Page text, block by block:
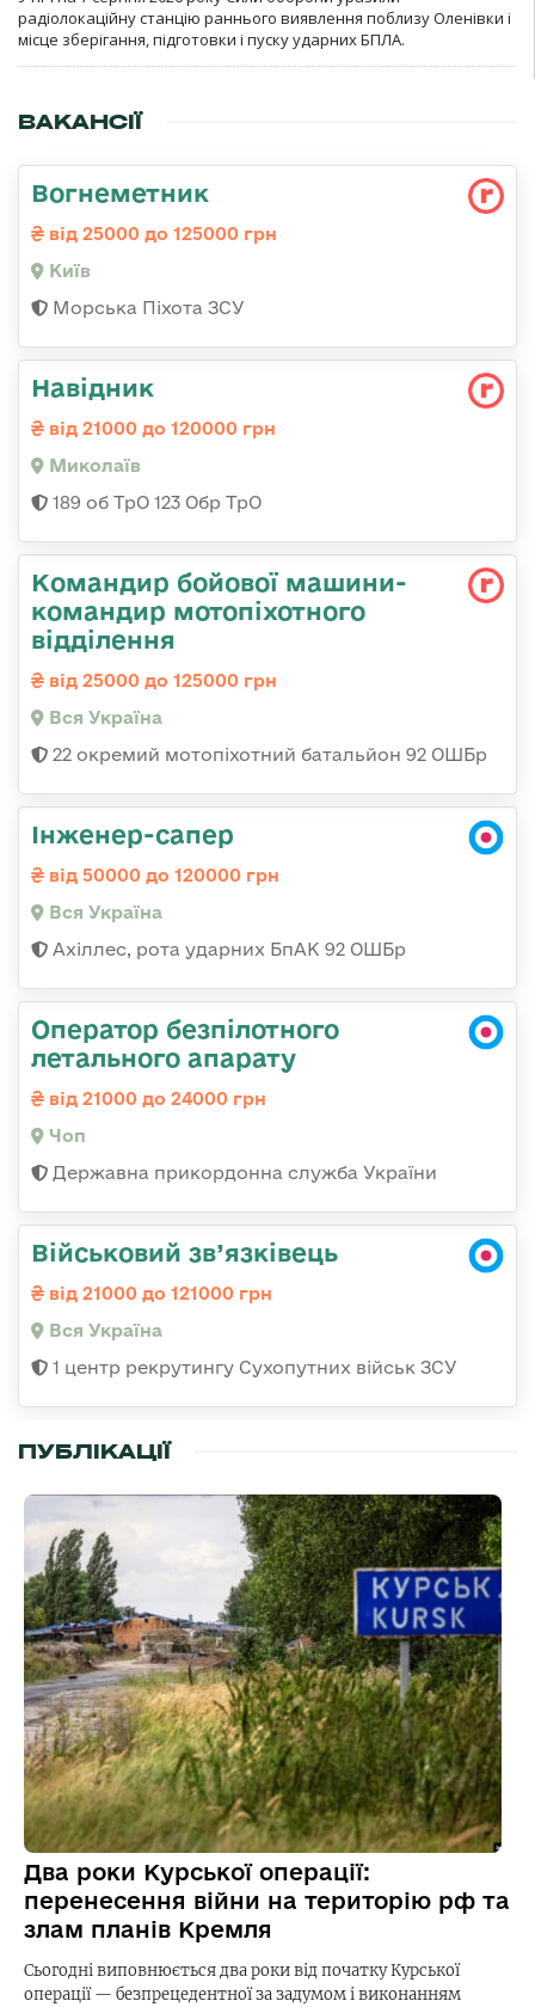
радіолокаційну станцію раннього виявлення поблизу Оленівки і
місце зберігання, підготовки і пуску ударних БПЛА.
ВАКАНСІЇ
Вогнеметник
від 25000 до 125000 грн
Київ
Морська Піхота ЗСУ
Навідник
від 21000 до 120000 грн
Миколаїв
189 об ТрО 123 Обр ТрО
Командир бойової машини-
командир мотопіхотного
відділення
від 25000 до 125000 грн
Вся Україна
22 окремий мотопіхотний батальйон 92 ОШБр
Інженер-сапер
від 50000 до 120000 грн
Вся Україна
Ахіллес, рота ударних БпАК 92 ОШБр
Оператор безпілотного
летального апарату
від 21000 до 24000 грн
Чоп
Державна прикордонна служба України
Військовий зв’язківець
від 21000 до 121000 грн
Вся Україна
1 центр рекрутингу Сухопутних військ ЗСУ
ПУБЛІКАЦІЇ
Два роки Курської операції:
перенесення війни на територію рф та
злам планів Кремля
Сьогодні виповнюється два роки від початку Курської
операції — безпрецедентної за задумом і виконанням